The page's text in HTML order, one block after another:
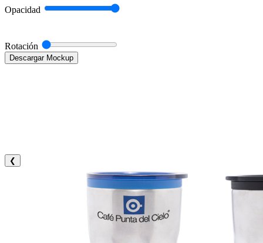
Opacidad
Rotación
Descargar Mockup
❮